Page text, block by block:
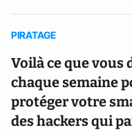
PIRATAGE
Voilà ce que vous
chaque semaine
protéger votre
des hackers qui